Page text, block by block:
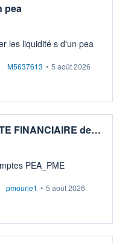
pea
les liquidité s d'un pea
M5637613 • 5 août 2026
FINANCIAIRE de…
comptes PEA_PME
pmourie1 • 5 août 2026